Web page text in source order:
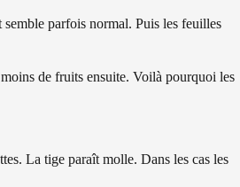
parfois normal. Puis les feuilles
de fruits ensuite. Voilà pourquoi les
La tige paraît molle. Dans les cas les